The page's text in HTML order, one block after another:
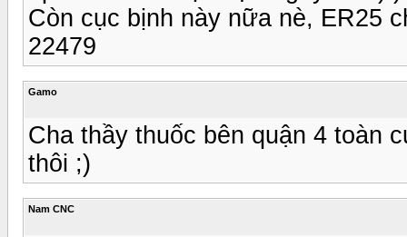
Còn cục bịnh này nữa nè, ER25
22479
Gamo
Cha thầy thuốc bên quận 4 toàn
thôi ;)
Nam CNC